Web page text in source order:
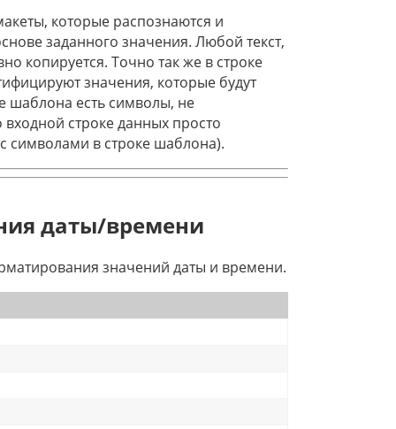
которые распознаются и
заданного значения. Любой текст,
копируется. Точно так же в строке
значения, которые будут
шаблона есть символы, не
строке данных просто
символами в строке шаблона).
даты/времени
значений даты и времени.